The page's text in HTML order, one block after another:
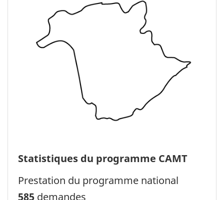
Statistiques du programme CAMT
Prestation du programme national
585 demandes